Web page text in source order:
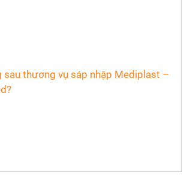
sau thương vụ sáp nhập Mediplast –